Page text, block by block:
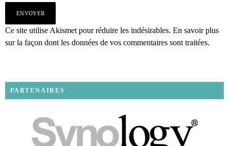
Ce site utilise Akismet pour réduire les indésirables. En savoir plus
sur la façon dont les données de vos commentaires sont traitées.
PARTENAIRES